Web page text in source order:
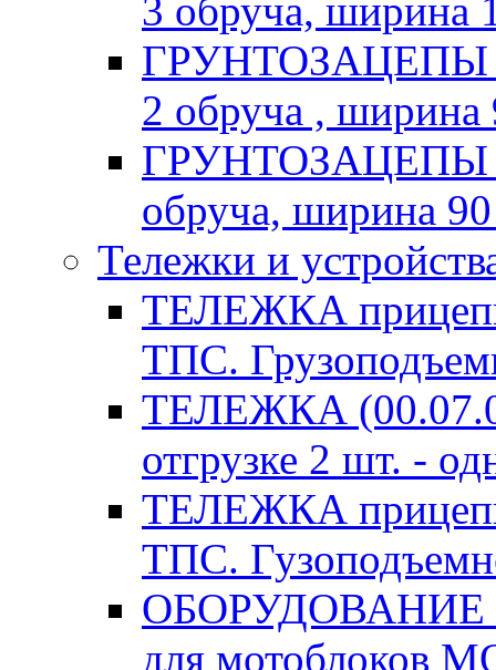
3 обруча, ширина
ГРУНТОЗАЦЕПЫ
2 обруча , ширина
ГРУНТОЗАЦЕПЫ
обруча, ширина
Тележки и
ТЕЛЕЖКА
ТПС.
ТЕЛЕЖКА
отгрузке 2 шт. -
ТЕЛЕЖКА
ТПС.
для мотоблоков